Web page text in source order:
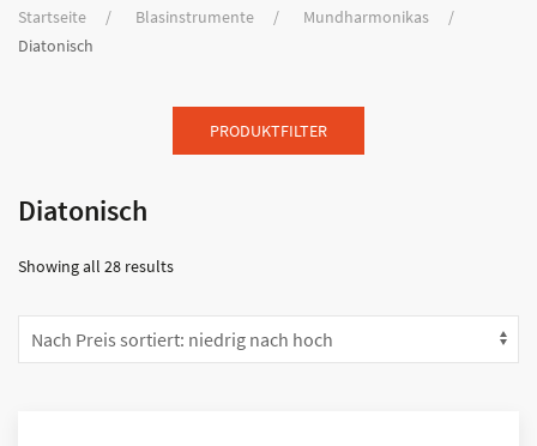
Startseite Blasinstrumente
Mundharmonikas
Diatonisch
PRODUKTFILTER
Diatonisch
Showing all 28 results